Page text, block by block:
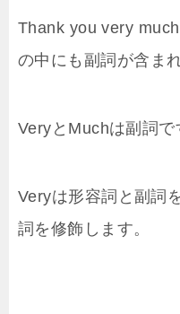
Thank you very
の中にも副詞が含ま
VeryとMuchは副詞で
Veryは形容詞と副詞
詞を修飾します。